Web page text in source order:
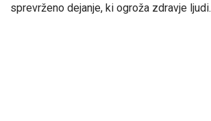
sprevrženo dejanje, ki ogroža zdravje ljudi.